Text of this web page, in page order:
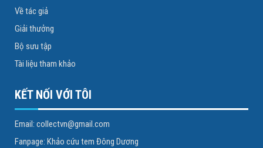
Về tác giả
Giải thưởng
Bộ sưu tập
Tài liệu tham khảo
KẾT NỐI VỚI TÔI
Email: collectvn@gmail.com
Fanpage: Khảo cứu tem Đông Dương